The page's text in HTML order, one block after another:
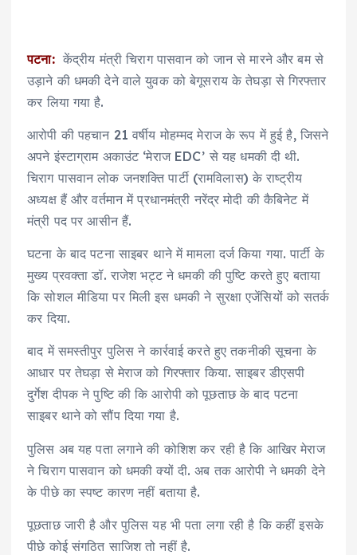
पटना: केंद्रीय मंत्री चिराग पासवान को जान से मारने और बम से
उड़ाने की धमकी देने वाले युवक को बेगूसराय के तेघड़ा से गिरफ्तार
कर लिया गया है.
आरोपी की पहचान 21 वर्षीय मोहम्मद मेराज के रूप में हुई है, जिसने
अपने इंस्टाग्राम अकाउंट ‘मेराज EDC’ से यह धमकी दी थी.
चिराग पासवान लोक जनशक्ति पार्टी (रामविलास) के राष्ट्रीय
अध्यक्ष हैं और वर्तमान में प्रधानमंत्री नरेंद्र मोदी की कैबिनेट में
मंत्री पद पर आसीन हैं.
घटना के बाद पटना साइबर थाने में मामला दर्ज किया गया. पार्टी के
मुख्य प्रवक्ता डॉ. राजेश भट्ट ने धमकी की पुष्टि करते हुए बताया
कि सोशल मीडिया पर मिली इस धमकी ने सुरक्षा एजेंसियों को सतर्क
कर दिया.
बाद में समस्तीपुर पुलिस ने कार्रवाई करते हुए तकनीकी सूचना के
आधार पर तेघड़ा से मेराज को गिरफ्तार किया. साइबर डीएसपी
दुर्गेश दीपक ने पुष्टि की कि आरोपी को पूछताछ के बाद पटना
साइबर थाने को सौंप दिया गया है.
पुलिस अब यह पता लगाने की कोशिश कर रही है कि आखिर मेराज
ने चिराग पासवान को धमकी क्यों दी. अब तक आरोपी ने धमकी देने
के पीछे का स्पष्ट कारण नहीं बताया है.
पूछताछ जारी है और पुलिस यह भी पता लगा रही है कि कहीं इसके
पीछे कोई संगठित साजिश तो नहीं है.